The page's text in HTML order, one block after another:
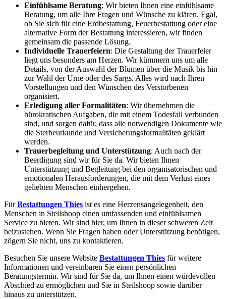
Einfühlsame Beratung: Wir bieten Ihnen eine einfühlsame
Beratung, um alle Ihre Fragen und Wünsche zu klären. Egal,
ob Sie sich für eine Erdbestattung, Feuerbestattung oder eine
alternative Form der Bestattung interessieren, wir finden
gemeinsam die passende Lösung.
Individuelle Trauerfeiern: Die Gestaltung der Trauerfeier
liegt uns besonders am Herzen. Wir kümmern uns um alle
Details, von der Auswahl der Blumen über die Musik bis hin
zur Wahl der Urne oder des Sargs. Alles wird nach Ihren
Vorstellungen und den Wünschen des Verstorbenen
organisiert.
Erledigung aller Formalitäten: Wir übernehmen die
bürokratischen Aufgaben, die mit einem Todesfall verbunden
sind, und sorgen dafür, dass alle notwendigen Dokumente wie
die Sterbeurkunde und Versicherungsformalitäten geklärt
werden.
Trauerbegleitung und Unterstützung: Auch nach der
Beerdigung sind wir für Sie da. Wir bieten Ihnen
Unterstützung und Begleitung bei den organisatorischen und
emotionalen Herausforderungen, die mit dem Verlust eines
geliebten Menschen einhergehen.
FürBestattungen Thies ist es eine Herzensangelegenheit, den
Menschen in Steilshoop einen umfassenden und einfühlsamen
Service zu bieten. Wir sind hier, um Ihnen in dieser schweren Zeit
beizustehen. Wenn Sie Fragen haben oder Unterstützung benötigen,
zögern Sie nicht, uns zu kontaktieren.
Besuchen Sie unsere Website Bestattungen Thies für weitere
Informationen und vereinbaren Sie einen persönlichen
Beratungstermin. Wir sind für Sie da, um Ihnen einen würdevollen
Abschied zu ermöglichen und Sie in Steilshoop sowie darüber
hinaus zu unterstützen.